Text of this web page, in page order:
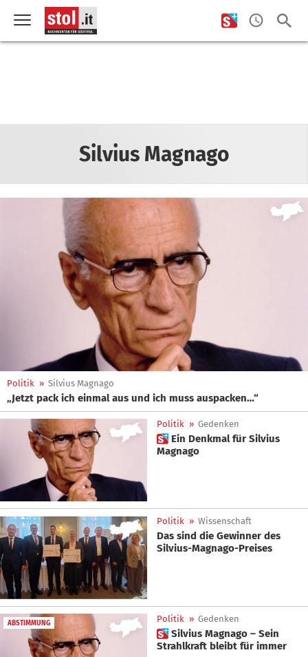
Silvius Magnago
Politik » Silvius Magnago
„Jetzt pack ich einmal aus und ich muss auspacken…“
Politik » Gedenken
 Ein Denkmal für Silvius
Magnago
Politik » Wissenschaft
Das sind die Gewinner des
Silvius-Magnago-Preises
ABSTIMMUNG Politik » Gedenken
 Silvius Magnago – Sein
Strahlkraft bleibt für immer